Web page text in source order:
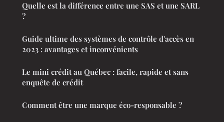
Quelle est la différence entre une SAS et une SARL
?
Guide ultime des systèmes de contrôle d'accès en
2023 : avantages et inconvénients
Le mini crédit au Québec : facile, rapide et sans
enquête de crédit
Comment être une marque éco-responsable ?